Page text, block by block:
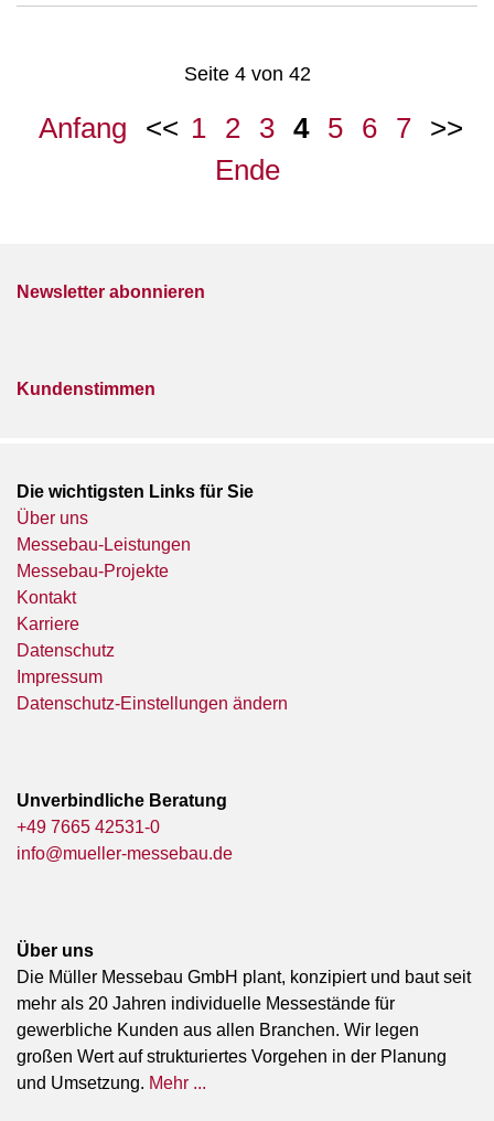
Seite 4 von 42
Anfang 1 2 3 4 5 6
7
Ende
Newsletter abonnieren
Kundenstimmen
Die wichtigsten Links für Sie
Über uns
Messebau-Leistungen
Messebau-Projekte
Kontakt
Karriere
Datenschutz
Impressum
Datenschutz-Einstellungen ändern
Unverbindliche Beratung
+49 7665 42531-0
info@mueller-messebau.de
Über uns
Die Müller Messebau GmbH plant, konzipiert und baut seit
mehr als 20 Jahren individuelle Messestände für
gewerbliche Kunden aus allen Branchen. Wir legen
großen Wert auf strukturiertes Vorgehen in der Planung
und Umsetzung. Mehr ...